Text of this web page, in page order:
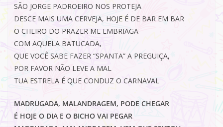
SÃO JORGE PADROEIRO NOS PROTEJA
DESCE MAIS UMA CERVEJA, HOJE É DE BAR EM BAR
O CHEIRO DO PRAZER ME EMBRIAGA
COM AQUELA BATUCADA,
QUE VOCÊ SABE FAZER “SPANTA” A PREGUIÇA,
POR FAVOR NÃO LEVE A MAL
TUA ESTRELA É QUE CONDUZ O CARNAVAL
MADRUGADA, MALANDRAGEM, PODE CHEGAR
É HOJE O DIA E O BICHO VAI PEGAR